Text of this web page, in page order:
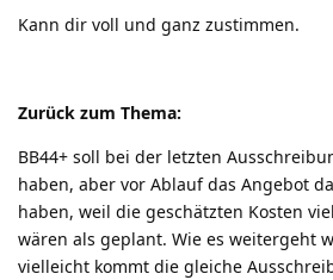
Kann dir voll und ganz zustimmen.
Zurück zum Thema:
BB44+ soll bei der letzten
haben, aber vor Ablauf das Angebot
haben, weil die geschätzten Kosten
wären als geplant. Wie es weitergeht
vielleicht kommt die gleiche